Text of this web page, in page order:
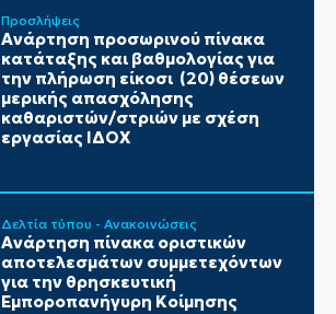
Προσλήψεις
Ανάρτηση προσωρινού πίνακα
κατάταξης και βαθμολογίας για
την πλήρωση είκοσι (20) θέσεων
μερικής απασχόλησης
καθαριστών/στριών με σχέση
εργασίας ΙΔΟΧ
Δελτία τύπου - Ανακοινώσεις
Ανάρτηση πίνακα οριστικών
αποτελεσμάτων συμμετεχόντων
για την θρησκευτική
Εμποροπανήγυρη Κοίμησης